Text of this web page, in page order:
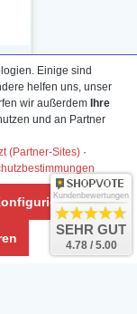
Einige sind
helfen uns, unser
wir außerdem Ihre
und an Partner
(Partner-Sites) ·
Kundenbewertungen
SEHR GUT
4.78 / 5.00